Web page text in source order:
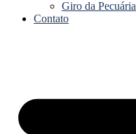
Giro da Pecuária
Contato